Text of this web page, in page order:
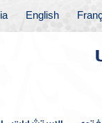
English